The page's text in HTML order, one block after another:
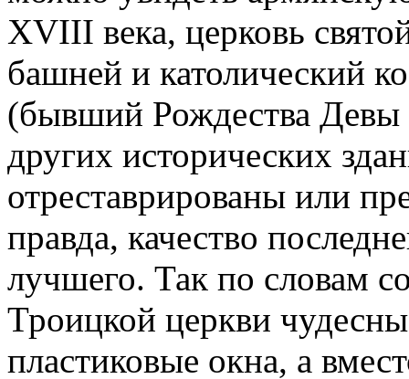
XVIII века, церковь
башней и католический
(бывший Рождества Девы
других исторических
отреставрированы или
правда, качество
лучшего. Так по словам
Троицкой церкви
пластиковые окна, а